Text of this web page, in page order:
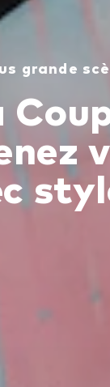
grande